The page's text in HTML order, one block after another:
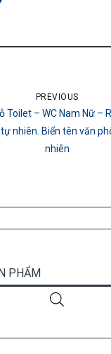
PREVIOUS
Toilet – WC Nam Nữ –
nhiên. Biển tên văn
nhiên
PHẨM